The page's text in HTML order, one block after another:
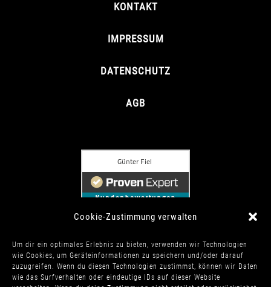
Cookie-Zustimmung verwalten
Um dir ein optimales Erlebnis zu bieten, verwenden wir Technologien
wie Cookies, um Geräteinformationen zu speichern und/oder darauf
zuzugreifen. Wenn du diesen Technologien zustimmst, können wir Daten
wie das Surfverhalten oder eindeutige IDs auf dieser Website
KONTAKT
IMPRESSUM
DATENSCHUTZ
AGB